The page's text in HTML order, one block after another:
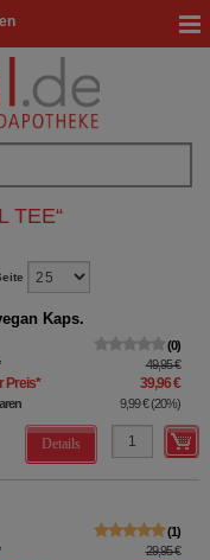
TEE“
Kaps.
0
49,95 €
Preis* 39,96 €
9,99 €(20%)
Details
1
29,95 €